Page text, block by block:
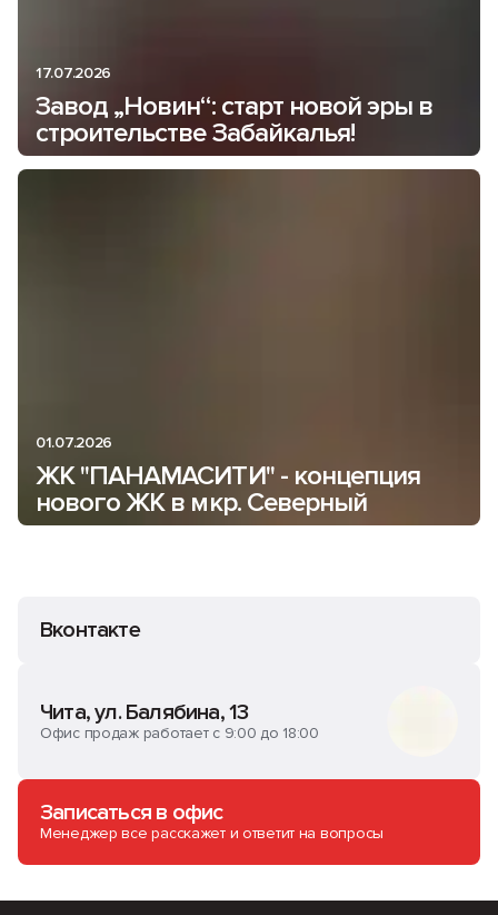
17.07.2026
Завод „Новин“: старт новой эры в
строительстве Забайкалья!
01.07.2026
ЖК "ПАНАМАСИТИ" - концепция
нового ЖК в мкр. Северный
Вконтакте
Чита, ул. Балябина, 13
Офис продаж работает с 9:00 до 18:00
Записаться в офис
Менеджер все расскажет и ответит на вопросы